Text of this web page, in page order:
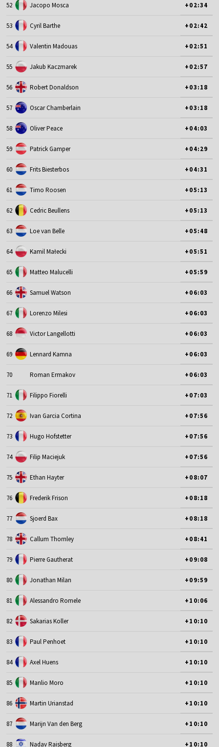
52 Jacopo Mosca +02:34
53 Cyril Barthe +02:42
54 Valentin Madouas +02:51
55 Jakub Kaczmarek +02:57
56 Robert Donaldson +03:18
57 Oscar Chamberlain +03:18
58 Oliver Peace +04:03
59 Patrick Gamper +04:29
60 Frits Biesterbos +04:31
61 Timo Roosen +05:13
62 Cedric Beullens +05:13
63 Loe van Belle +05:48
64 Kamil Małecki +05:51
65 Matteo Malucelli +05:59
66 Samuel Watson +06:03
67 Lorenzo Milesi +06:03
68 Victor Langellotti +06:03
69 Lennard Kamna +06:03
70 Roman Ermakov +06:03
71 Filippo Fiorelli +07:03
72 Ivan Garcia Cortina +07:56
73 Hugo Hofstetter +07:56
74 Filip Maciejuk +07:56
75 Ethan Hayter +08:07
76 Frederik Frison +08:18
77 Sjoerd Bax +08:18
78 Callum Thornley +08:41
79 Pierre Gautherat +09:08
80 Jonathan Milan +09:59
81 Alessandro Romele +10:06
82 Sakarias Koller +10:10
83 Paul Penhoet +10:10
84 Axel Huens +10:10
85 Manlio Moro +10:10
86 Martin Urianstad +10:10
87 Marijn Van den Berg +10:10
88 Nadav Raisberg +10:10